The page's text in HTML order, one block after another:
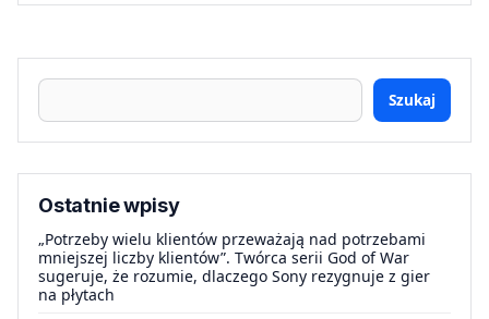
Szukaj
Ostatnie wpisy
„Potrzeby wielu klientów przeważają nad potrzebami
mniejszej liczby klientów”. Twórca serii God of War
sugeruje, że rozumie, dlaczego Sony rezygnuje z gier
na płytach